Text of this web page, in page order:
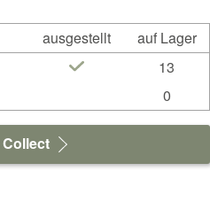
ausgestellt
auf Lager
13
0